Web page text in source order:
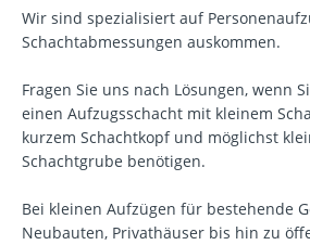
Wir sind spezialisiert auf
Schachtabmessungen auskommen.
Fragen Sie uns nach Lösungen, wenn
einen Aufzugsschacht mit kleinem
kurzem Schachtkopf und möglichst
Schachtgrube benötigen.
Bei kleinen Aufzügen für bestehende
Neubauten, Privathäuser bis hin zu